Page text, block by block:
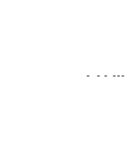
- - - ---